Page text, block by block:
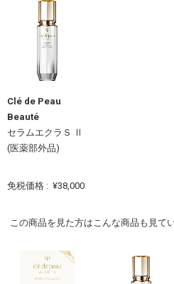
Clé de Peau
Beauté
セラムエクラＳ Ⅱ
(医薬部外品)
免税価格 : ¥38,000
この商品を見た方はこんな商品も見て